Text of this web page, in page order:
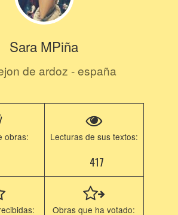
Sara MPiña
de ardoz - españa
obras: Lecturas de sus textos:
417
Obras que ha votado: